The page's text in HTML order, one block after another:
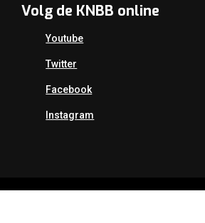
Volg de KNBB online
Youtube
Twitter
Facebook
Instagram